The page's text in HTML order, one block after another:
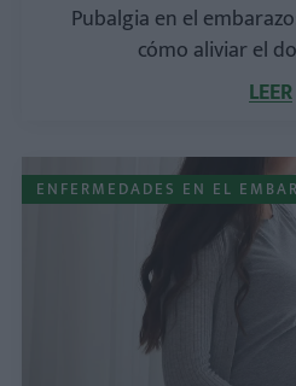
Pubalgia en el
cómo aliviar el
LEER
ENFERMEDADES EN EL